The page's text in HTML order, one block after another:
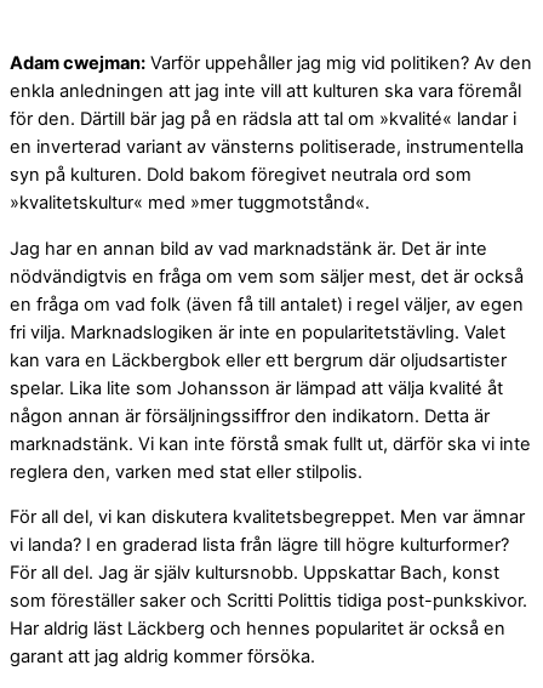
Adam cwejman: Varför uppehåller jag mig vid politiken? Av den
enkla anledningen att jag inte vill att kulturen ska vara föremål
för den. Därtill bär jag på en rädsla att tal om »kvalité« landar i
en inverterad variant av vänsterns politiserade, instrumentella
syn på kulturen. Dold bakom föregivet neutrala ord som
»kvalitetskultur« med »mer tuggmotstånd«.
Jag har en annan bild av vad marknadstänk är. Det är inte
nödvändigtvis en fråga om vem som säljer mest, det är också
en fråga om vad folk (även få till antalet) i regel väljer, av egen
fri vilja. Marknadslogiken är inte en popularitetstävling. Valet
kan vara en Läckbergbok eller ett bergrum där oljudsartister
spelar. Lika lite som Johansson är lämpad att välja kvalité åt
någon annan är försäljningssiffror den indikatorn. Detta är
marknadstänk. Vi kan inte förstå smak fullt ut, därför ska vi inte
reglera den, varken med stat eller stilpolis.
För all del, vi kan diskutera kvalitetsbegreppet. Men var ämnar
vi landa? I en graderad lista från lägre till högre kulturformer?
För all del. Jag är själv kultursnobb. Uppskattar Bach, konst
som föreställer saker och Scritti Polittis tidiga post-punkskivor.
Har aldrig läst Läckberg och hennes popularitet är också en
garant att jag aldrig kommer försöka.